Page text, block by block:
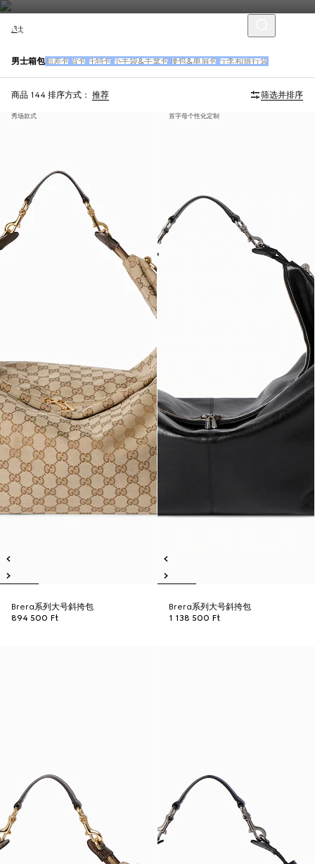
男士
男士箱包邮差包 背包 托特包 小手袋&手拿包 腰包&单肩包 行李和旅行袋
商品 144 排序方式： 推荐 筛选并排序
秀场款式
Brera系列大号斜挎包
894 500 Ft
首字母个性化定制
Brera系列大号斜挎包
1 138 500 Ft